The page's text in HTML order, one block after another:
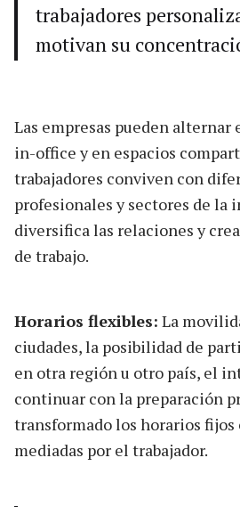
trabajadores
motivan su
Las empresas pueden alternar
in-office y en espacios
trabajadores conviven con
profesionales y sectores de la
diversifica las relaciones y
de trabajo.
Horarios flexibles: La
ciudades, la posibilidad de
en otra región u otro país, el
continuar con la preparación
transformado los horarios fijos
mediadas por el trabajador.